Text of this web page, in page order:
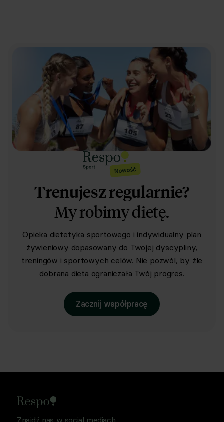
Trenujesz regularnie?
My robimy dietę.
Opieka dietetyka sportowego i indywidualny plan
żywieniowy dopasowany do Twojej dyscypliny,
treningów i sportowych celów. Nie pozwól, by źle
dobrana dieta ograniczała Twój progres.
Zacznij współpracę